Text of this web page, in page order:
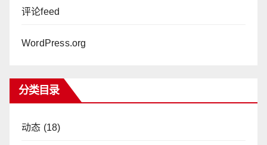
评论feed
WordPress.org
分类目录
动态 (18)